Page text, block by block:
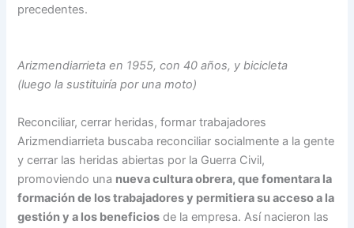
precedentes.
Arizmendiarrieta en 1955, con 40 años, y bicicleta
(luego la sustituiría por una moto)
Reconciliar, cerrar heridas, formar trabajadores
Arizmendiarrieta buscaba reconciliar socialmente a la gente
y cerrar las heridas abiertas por la Guerra Civil,
promoviendo una nueva cultura obrera, que fomentara la
formación de los trabajadores y permitiera su acceso a la
gestión y a los beneficios de la empresa. Así nacieron las